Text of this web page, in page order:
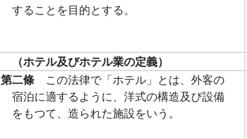
することを目的とする。
（ホテル及びホテル業の定義）
第二條 この法律で「ホテル」とは、外客の
宿泊に適するように、洋式の構造及び設備
をもつて、造られた施設をいう。